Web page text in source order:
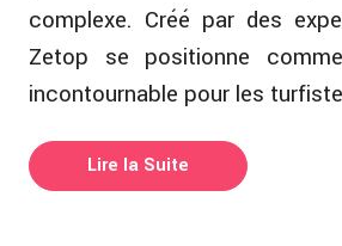
complexe. Créé par des
Zetop se positionne
incontournable pour les
Lire la Suite